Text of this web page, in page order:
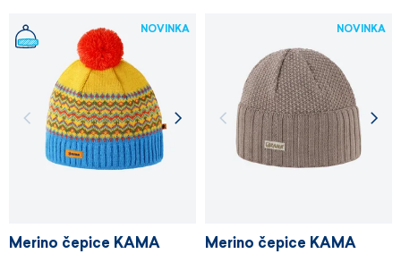
Merino čepice KAMA
NOVINKA
Merino čepice KAMA
NOVINKA